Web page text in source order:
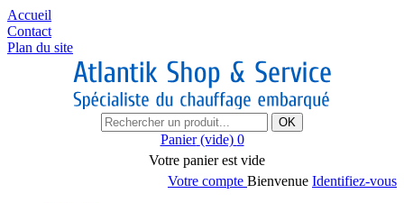
Accueil
Contact
Plan du site
OK
Panier (vide) 0
Votre panier est vide
Votre compte Bienvenue Identifiez-vous